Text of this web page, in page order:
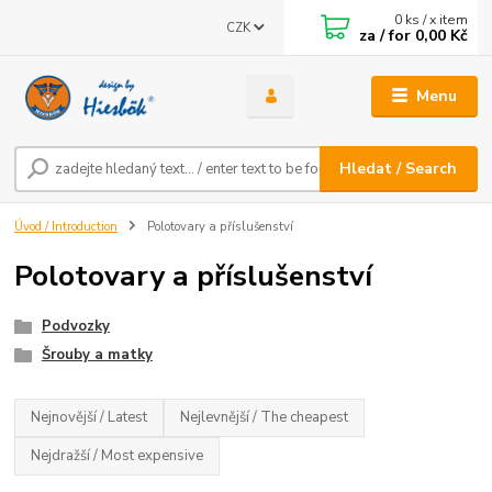
Menu
CZK
Hledat / Search
0 ks / x item
za / for 0,00 Kč
Úvod / Introduction Polotovary a příslušenství
Polotovary a příslušenství
Podvozky
Šrouby a matky
Nejnovější / Latest
Nejlevnější / The cheapest
Nejdražší / Most expensive